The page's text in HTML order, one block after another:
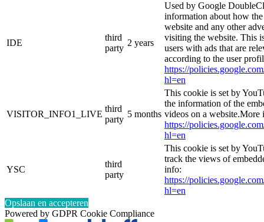
IDE
third
party
2 years
Used by Google
information about how the
website and any other
visiting the website. This
users with ads that are
according to the user
https://
hl=en
VISITOR_INFO1_LIVE
third
party
5 months
This cookie is set by
the information of the
videos on a website.More
https://
hl=en
YSC
third
party
This cookie is set by
track the views of
info:
https://
hl=en
Opslaan en accepteren
Powered by GDPR Cookie Compliance